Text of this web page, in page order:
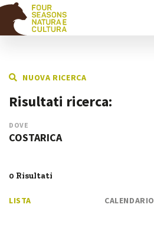
NUOVA RICERCA
Risultati ricerca:
DOVE
COSTARICA
0 Risultati
LISTA CALENDARIO